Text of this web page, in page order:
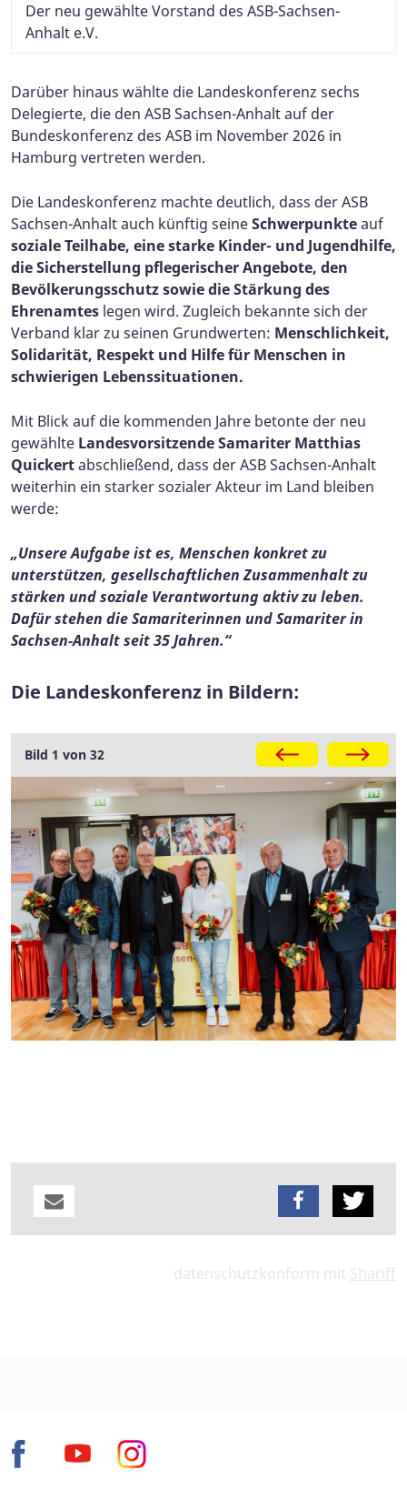
Der neu gewählte Vorstand des ASB-Sachsen-
Anhalt e.V.
Darüber hinaus wählte die Landeskonferenz sechs
Delegierte, die den ASB Sachsen-Anhalt auf der
Bundeskonferenz des ASB im November 2026 in
Hamburg vertreten werden.
Die Landeskonferenz machte deutlich, dass der ASB
Sachsen-Anhalt auch künftig seineSchwerpunkteauf
soziale Teilhabe, eine starke Kinder- und Jugendhilfe,
die Sicherstellung pflegerischer Angebote, den
Bevölkerungsschutz sowie die Stärkung des
Ehrenamtes legen wird. Zugleich bekannte sich der
Verband klar zu seinen Grundwerten: Menschlichkeit,
Solidarität, Respekt und Hilfe für Menschen in
schwierigen Lebenssituationen.
Mit Blick auf die kommenden Jahre betonte der neu
gewählte Landesvorsitzende Samariter Matthias
Quickertabschließend, dass der ASB Sachsen-Anhalt
weiterhin ein starker sozialer Akteur im Land bleiben
werde:​​​​
„Unsere Aufgabe ist es, Menschen konkret zu
unterstützen, gesellschaftlichen Zusammenhalt zu
stärken und soziale Verantwortung aktiv zu leben.
Dafür stehen die Samariterinnen und Samariter in
Sachsen-Anhalt seit 35 Jahren.“
Die Landeskonferenz in Bildern:
Galerie
Bild 1 von 32
datenschutzkonform mit Shariff